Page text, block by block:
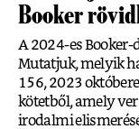
Booker
A 2024-es
Mutatjuk, melyik
156, 2023
kötetből, amely
irodalmi